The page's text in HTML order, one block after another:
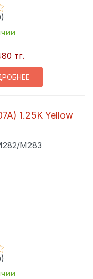
тг.
1.25K Yellow
M283